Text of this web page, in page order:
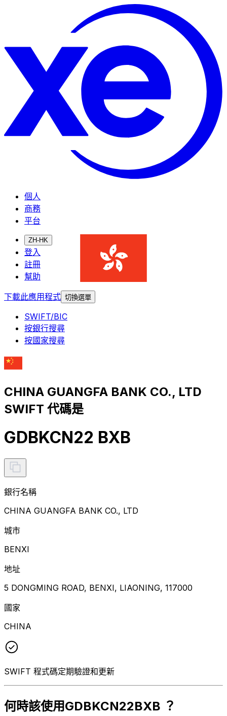
個人
商務
平台
ZH-HK
登入
註冊
幫助
下載此應用程式 切換選單
SWIFT/BIC
按銀行搜尋
按國家搜尋
CHINA GUANGFA BANK CO., LTD
SWIFT 代碼是
GDBKCN22 BXB
銀行名稱
CHINA GUANGFA BANK CO., LTD
城市
BENXI
地址
5 DONGMING ROAD, BENXI, LIAONING, 117000
國家
CHINA
SWIFT 程式碼定期驗證和更新
何時該使用GDBKCN22BXB ？